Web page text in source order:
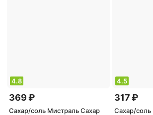
4.8
369 ₽
Сахар/соль Мистраль Сахар
4.5
317 ₽
Сахар/